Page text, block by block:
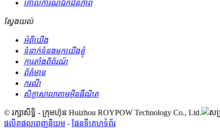
គោលការណ៍ឯកជនភាព
ស្វែងយល់
អំពីយើង
ទំនាក់ទំនងមកយើងខ្ញុំ
ការតាំងពិព័រណ៍
ព័ត៌មាន
ករណី
សិក្ខាសាលាតាមអ៊ីនធឺណិត
© រក្សាសិទ្ធិ - ក្រុមហ៊ុន Huizhou ROYPOW Technology Co., Ltd.
ផលិតផលពេញនិយម - ផែនទីគេហទំព័រ